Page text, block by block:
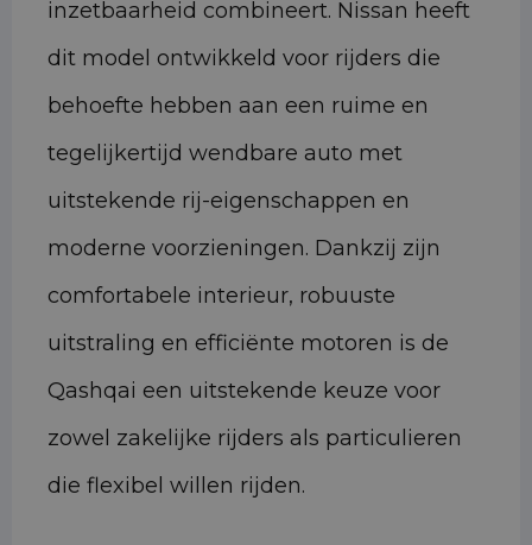
inzetbaarheid combineert. Nissan heeft
dit model ontwikkeld voor rijders die
behoefte hebben aan een ruime en
tegelijkertijd wendbare auto met
uitstekende rij-eigenschappen en
moderne voorzieningen. Dankzij zijn
comfortabele interieur, robuuste
uitstraling en efficiënte motoren is de
Qashqai een uitstekende keuze voor
zowel zakelijke rijders als particulieren
die flexibel willen rijden.